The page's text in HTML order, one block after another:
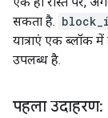
सकता है.
यात्राएं एक ब्लॉक
उपलब्ध है.
पहला